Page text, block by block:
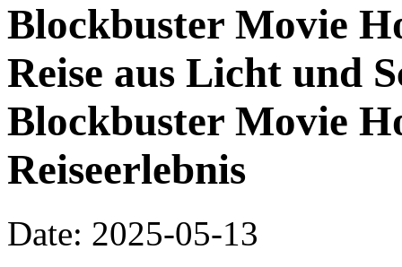
Blockbuster Movie
Reise aus Licht und
Blockbuster Movie
Reiseerlebnis
Date: 2025-05-13